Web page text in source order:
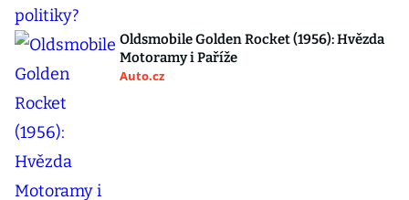
Oldsmobile Golden Rocket (1956): Hvězda
Motoramy i Paříže
Auto.cz